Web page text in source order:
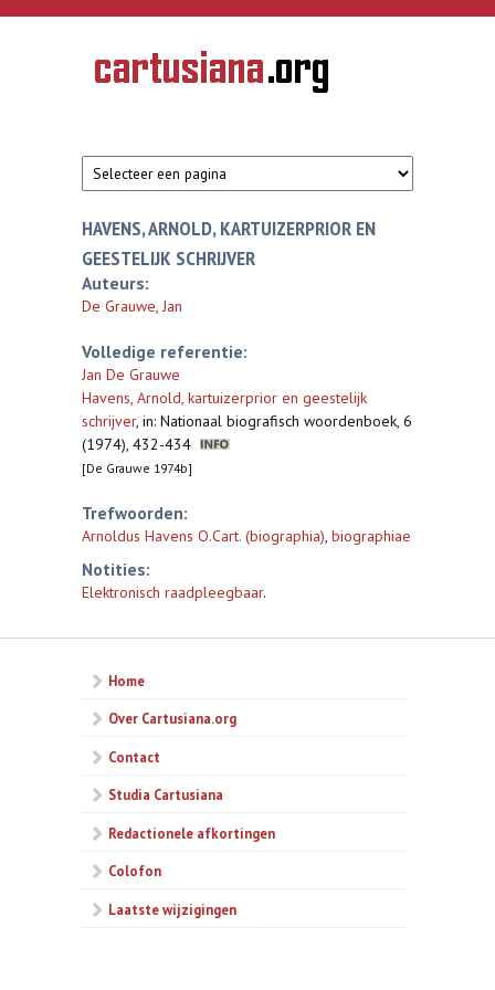
Overslaan en naar de inhoud gaan
CARTUSIANA
Geschiedenis
van de
HAVENS, ARNOLD, KARTUIZERPRIOR EN
GEESTELIJK SCHRIJVER
Auteurs:
De Grauwe, Jan
Volledige referentie:
Jan De Grauwe
Havens, Arnold, kartuizerprior en geestelijk
schrijver, in: Nationaal biografisch woordenboek, 6
(1974), 432-434
[De Grauwe 1974b]
Trefwoorden:
Arnoldus Havens O.Cart. (biographia), biographiae
Notities:
Elektronisch raadpleegbaar.
Home
Over Cartusiana.org
Contact
Studia Cartusiana
Redactionele afkortingen
Colofon
Laatste wijzigingen